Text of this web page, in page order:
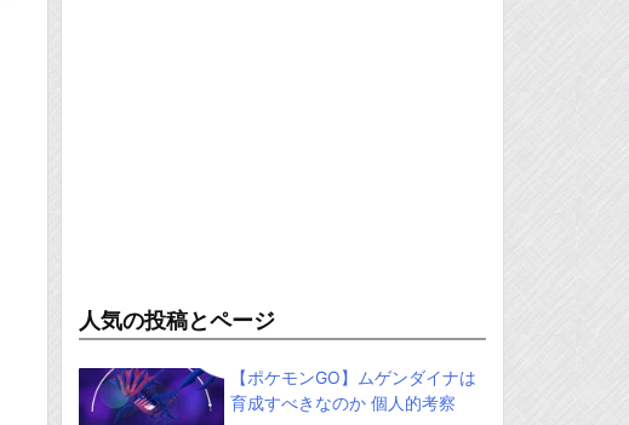
人気の投稿とページ
【ポケモンGO】ムゲンダイナは
育成すべきなのか 個人的考察